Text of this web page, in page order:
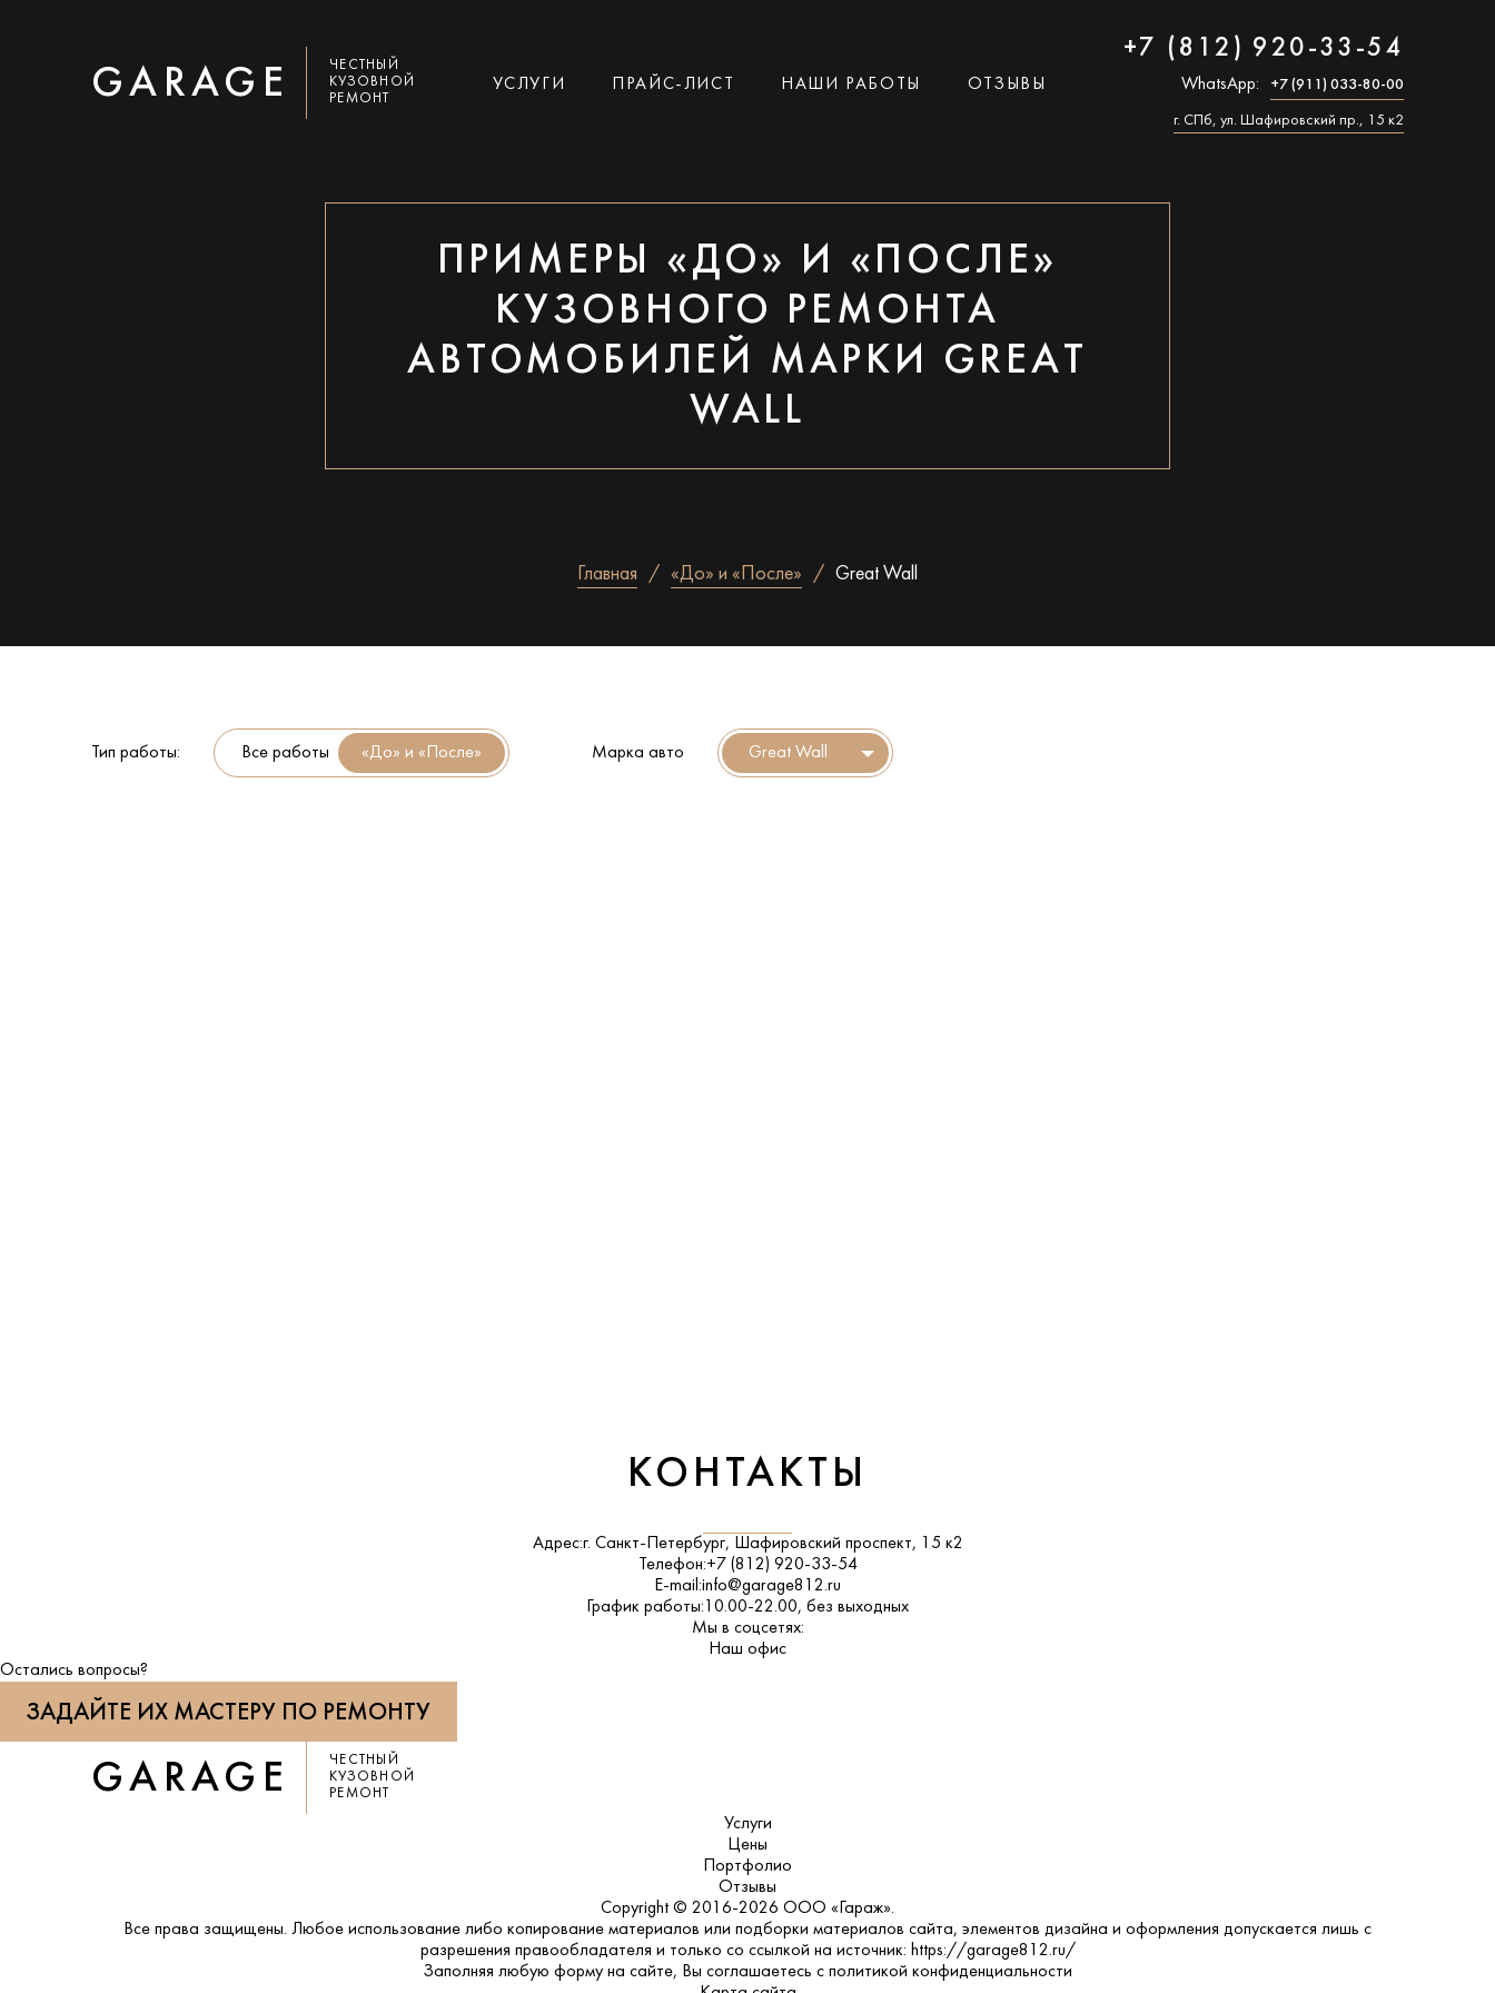
GARAGE
ЧЕСТНЫЙ
КУЗОВНОЙ
РЕМОНТ
УСЛУГИ ПРАЙС-ЛИСТ НАШИ РАБОТЫ ОТЗЫВЫ
+7 (812) 920-33-54
WhatsApp: +7 (911) 033-80-00
г. СПб, ул. Шафировский пр., 15 к2
ПРИМЕРЫ «ДО» И «ПОСЛЕ»
КУЗОВНОГО РЕМОНТА
АВТОМОБИЛЕЙ МАРКИ GREAT
WALL
Главная «До» и «После» Great Wall
Тип работы: Все работы Марка авто Great Wall
КОНТАКТЫ
Адрес:г. Санкт-Петербург, Шафировский проспект, 15 к2
Телефон:+7 (812) 920-33-54
E-mail:info@garage812.ru
График работы: 10.00-22.00, без выходных
Мы в соцсетях:
ВКонтакте
Наш офис
Остались вопросы?
ЗАДАЙТЕ ИХ МАСТЕРУ ПО РЕМОНТУ
GARAGE
ЧЕСТНЫЙ
КУЗОВНОЙ
РЕМОНТ
Услуги
Цены
Портфолио
Отзывы
Copyright © 2016-2026 ООО «Гараж».
Все права защищены. Любое использование либо копирование материалов или подборки материалов сайта, элементов дизайна и оформления допускается лишь с
разрешения правообладателя и только со ссылкой на источник: https://garage812.ru/
Заполняя любую форму на сайте, Вы соглашаетесь с политикой конфиденциальности